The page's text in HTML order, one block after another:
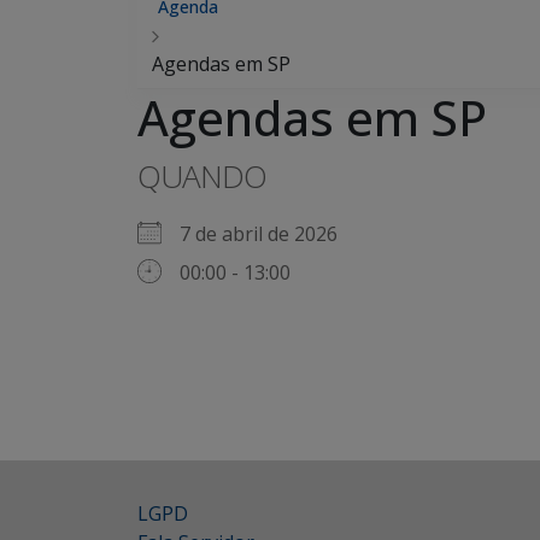
Agenda
Agendas em SP
Agendas em SP
QUANDO
7 de abril de 2026
00:00 - 13:00
LGPD